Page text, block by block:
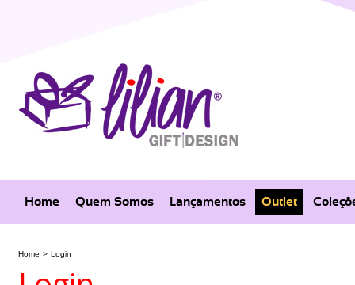
Home Quem Somos Lançamentos Outlet
Home > Login